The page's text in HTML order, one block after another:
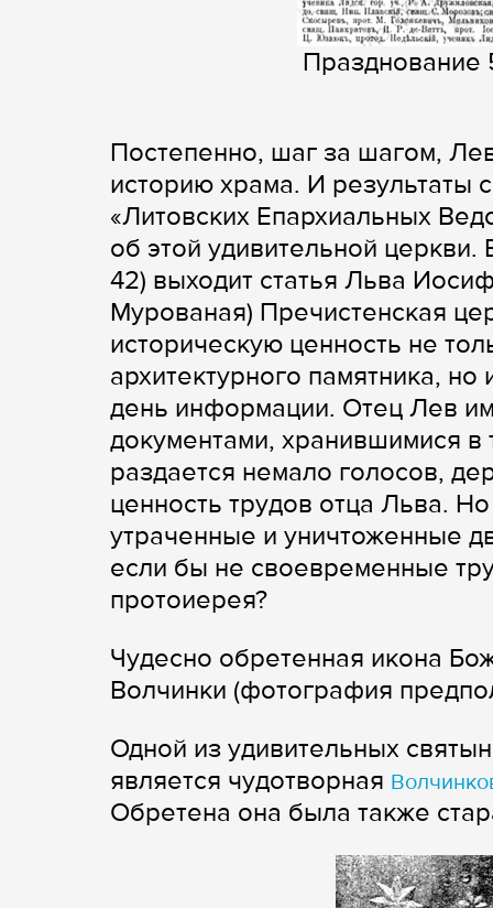
Празднование
Постепенно, шаг за шагом,
историю храма. И результаты
«Литовских Епархиальных
об этой удивительной церкви.
42) выходит статья Льва
Мурованая) Пречистенская
историческую ценность не
архитектурного памятника,
день информации. Отец Лев
документами, хранившимися
раздается немало голосов,
ценность трудов отца Льва.
утраченные и уничтоженные
если бы не своевременные
протоиерея?
Чудесно обретенная икона
Волчинки (фотография
Одной из удивительных
является чудотворная
Обретена она была также